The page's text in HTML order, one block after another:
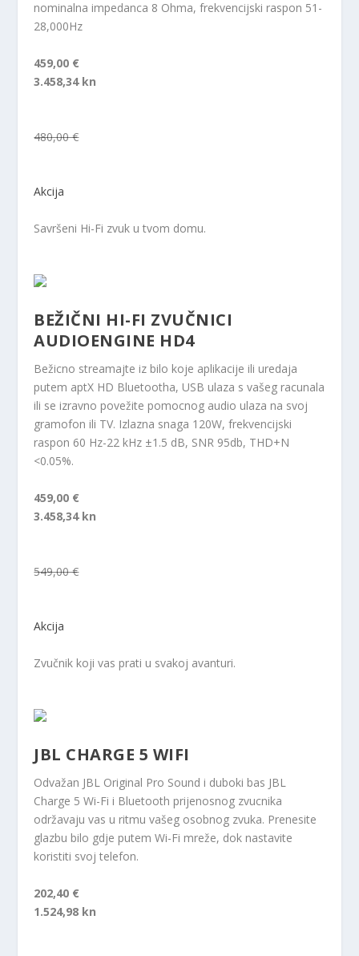
nominalna impedanca 8 Ohma, frekvencijski raspon 51-
28,000Hz
459,00 €
3.458,34 kn
480,00 €
Akcija
Savršeni Hi-Fi zvuk u tvom domu.
BEŽIČNI HI-FI ZVUČNICI
AUDIOENGINE HD4
Bežicno streamajte iz bilo koje aplikacije ili uredaja
putem aptX HD Bluetootha, USB ulaza s vašeg racunala
ili se izravno povežite pomocnog audio ulaza na svoj
gramofon ili TV. Izlazna snaga 120W, frekvencijski
raspon 60 Hz-22 kHz ±1.5 dB, SNR 95db, THD+N
<0.05%.
459,00 €
3.458,34 kn
549,00 €
Akcija
Zvučnik koji vas prati u svakoj avanturi.
JBL CHARGE 5 WIFI
Odvažan JBL Original Pro Sound i duboki bas JBL
Charge 5 Wi-Fi i Bluetooth prijenosnog zvucnika
održavaju vas u ritmu vašeg osobnog zvuka. Prenesite
glazbu bilo gdje putem Wi-Fi mreže, dok nastavite
koristiti svoj telefon.
202,40 €
1.524,98 kn